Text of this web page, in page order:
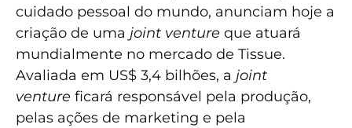
cuidado pessoal do mundo, anunciam hoje a
criação de uma joint venture que atuará
mundialmente no mercado de Tissue.
Avaliada em US$ 3,4 bilhões, a joint
venture ficará responsável pela produção,
pelas ações de marketing e pela